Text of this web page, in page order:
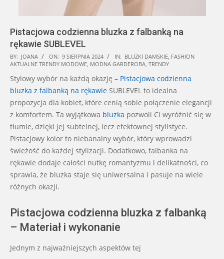
Pistacjowa codzienna bluzka z falbanką na
rękawie SUBLEVEL
2024-
08-
09
BY: JOANA ON: 9 SIERPNIA 2024 IN: BLUZKI DAMSKIE, FASHION
AKTUALNE TRENDY MODOWE, MODNA GARDEROBA, TRENDY
Stylowy wybór na każdą okazję – Pistacjowa codzienna
bluzka z falbanką na rękawie SUBLEVEL to idealna
propozycja dla kobiet, które cenią sobie połączenie elegancji
z komfortem. Ta wyjątkowa bluzka pozwoli Ci wyróżnić się w
tłumie, dzięki jej subtelnej, lecz efektownej stylistyce.
Pistacjowy kolor to niebanalny wybór, który wprowadzi
świeżość do każdej stylizacji. Dodatkowo, falbanka na
rękawie dodaje całości nutkę romantyzmu i delikatności, co
sprawia, że bluzka staje się uniwersalna i pasuje na wiele
różnych okazji.
Pistacjowa codzienna bluzka z falbanką
– Materiał i wykonanie
Jednym z najważniejszych aspektów tej